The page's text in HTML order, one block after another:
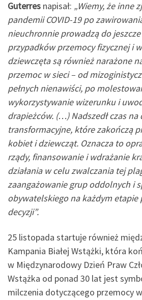
Guterres napisał: „Wiemy, że inne
pandemii COVID-19 po
nieuchronnie prowadzą do
przypadków przemocy fizycznej i
dziewczęta są również narażone
przemoc w sieci – od
pełnych nienawiści, po
wykorzystywanie wizerunku i
drapieżców. (…) Nadszedł czas na
transformacyjne, które zakończą
kobiet i dziewcząt. Oznacza to
rządy, finansowanie i wdrażanie
działania w celu zwalczania tej
zaangażowanie grup oddolnych i
obywatelskiego na każdym
decyzji”.
25 listopada startuje również
Kampania Białej Wstążki, która
w Międzynarodowy Dzień Praw
Wstążka od ponad 30 lat jest
milczenia dotyczącego przemocy